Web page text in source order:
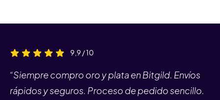
9,9 / 10
“Siempre compro oro y plata en Bitgild. Envíos
rápidos y seguros. Proceso de pedido sencillo.